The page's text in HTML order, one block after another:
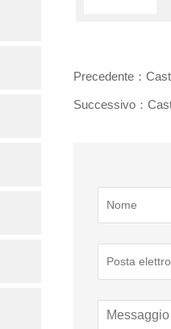
Precedente：
Successivo：